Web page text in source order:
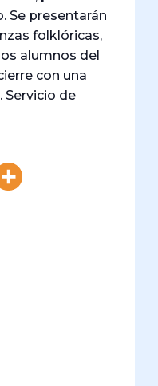
Se presentarán
folklóricas,
alumnos del
con una
Servicio de